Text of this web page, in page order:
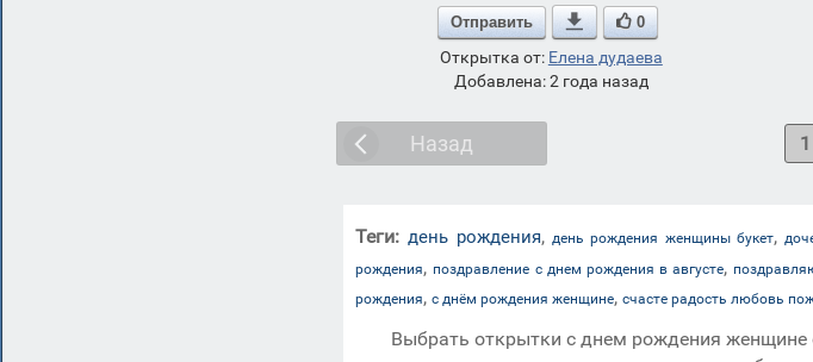
Отправить  0
Открытка от: Елена дудаева
Добавлена: 2 года назад
Назад 1
Теги: день рождения, день рождения женщины букет,
рождения, поздравление с днем рождения в августе,
рождения,с днём рождения женщине,счасте радость любовь
Выбрать открытки с днем рождения